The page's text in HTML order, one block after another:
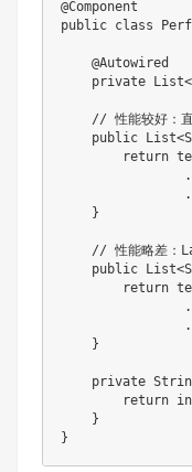
@Component
public class
@Autowired
private
List<
// 性能较好：
public
List<
return
.
.
}
// 性能略差：
public
List<
return
.
.
}
private
return
}
}